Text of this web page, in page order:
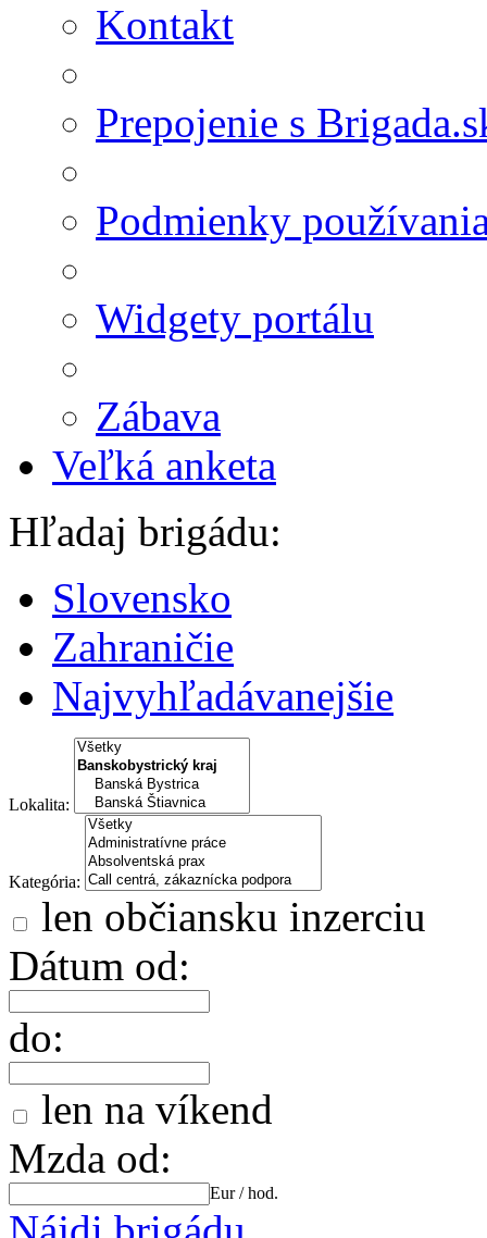
Kontakt
Prepojenie s
Podmienky
Widgety portálu
Zábava
Veľká anketa
Hľadaj brigádu:
Slovensko
Zahraničie
Najvyhľadávanejšie
Lokalita:
Kategória:
len občiansku inzerciu
Dátum od:
do:
len na víkend
Mzda od:
Eur / hod.